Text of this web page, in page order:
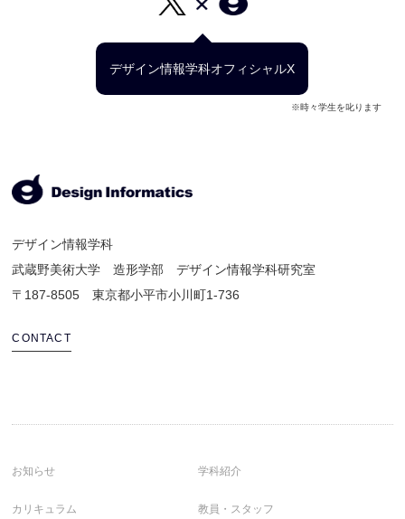
デザイン情報学科オフィシャルX
※時々学生を叱ります
デザイン情報学科
武蔵野美術大学 造形学部 デザイン情報学科研究室
〒187-8505 東京都小平市小川町1-736
CONTACT
お知らせ 学科紹介
カリキュラム 教員・スタッフ